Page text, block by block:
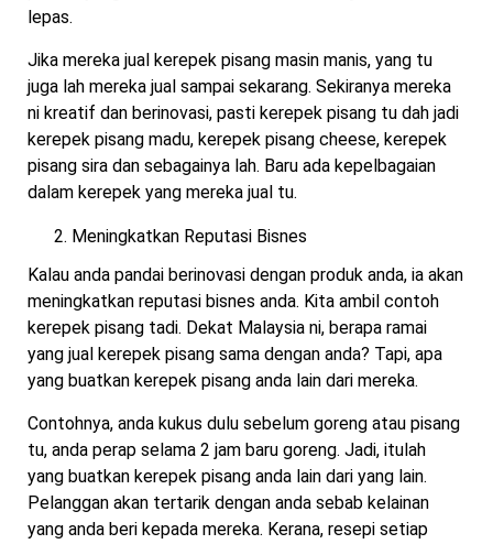
lepas.
Jika mereka jual kerepek pisang masin manis, yang tu
juga lah mereka jual sampai sekarang. Sekiranya mereka
ni kreatif dan berinovasi, pasti kerepek pisang tu dah jadi
kerepek pisang madu, kerepek pisang cheese, kerepek
pisang sira dan sebagainya lah. Baru ada kepelbagaian
dalam kerepek yang mereka jual tu.
Meningkatkan Reputasi Bisnes
Kalau anda pandai berinovasi dengan produk anda, ia akan
meningkatkan reputasi bisnes anda. Kita ambil contoh
kerepek pisang tadi. Dekat Malaysia ni, berapa ramai
yang jual kerepek pisang sama dengan anda? Tapi, apa
yang buatkan kerepek pisang anda lain dari mereka.
Contohnya, anda kukus dulu sebelum goreng atau pisang
tu, anda perap selama 2 jam baru goreng. Jadi, itulah
yang buatkan kerepek pisang anda lain dari yang lain.
Pelanggan akan tertarik dengan anda sebab kelainan
yang anda beri kepada mereka. Kerana, resepi setiap